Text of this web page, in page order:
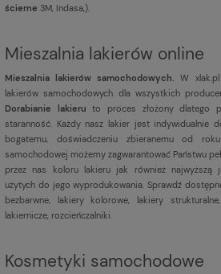
ścierne 3M, Indasa,).
Mieszalnia lakierów online
Mieszalnia lakierów samochodowych. W
lakierów samochodowych dla wszystkich
Dorabianie lakieru to proces złożony dlatego
staranność. Każdy nasz lakier jest indywidualnie
bogatemu, doświadczeniu zbieranemu od
samochodowej możemy zagwarantować Państwu
przez nas koloru lakieru jak również najwyższą
użytych do jego wyprodukowania. Sprawdź
bezbarwne, lakiery kolorowe, lakiery strukturalne,
lakiernicze, rozcieńczalniki.
Kosmetyki samochodowe